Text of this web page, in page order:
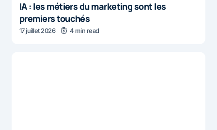
IA : les métiers du marketing sont les
premiers touchés
17 juillet 2026 4 min read